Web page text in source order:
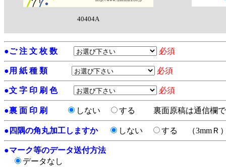
40404A
●ご 注 文 枚 数 必須
●用 紙 種 類 必須
●文 字 印 刷 色 必須
●裏 面 印 刷 しない する 裏面原稿は通信欄
● 四隅の角丸加工しますか しない する （3mmＲ
●マーク等のデータ送付方法
データなし